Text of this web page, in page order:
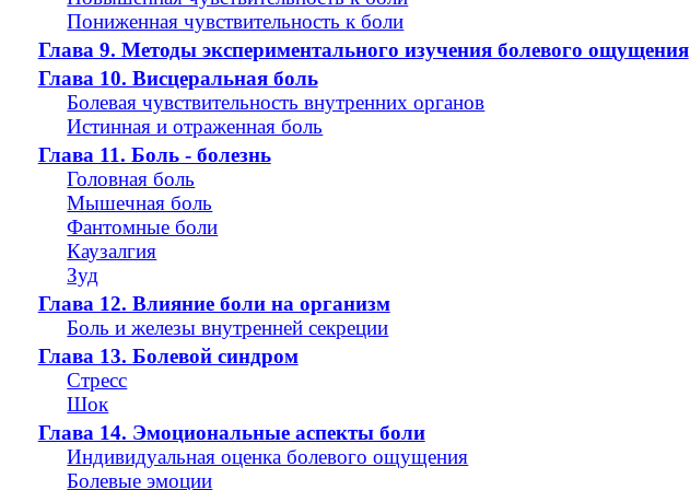
Пониженная чувствительность к боли
Глава 9. Методы экспериментального изучения болевого ощущения
Глава 10. Висцеральная боль
Болевая чувствительность внутренних органов
Истинная и отраженная боль
Глава 11. Боль - болезнь
Головная боль
Мышечная боль
Фантомные боли
Каузалгия
Зуд
Глава 12. Влияние боли на организм
Боль и железы внутренней секреции
Глава 13. Болевой синдром
Стресс
Шок
Глава 14. Эмоциональные аспекты боли
Индивидуальная оценка болевого ощущения
Болевые эмоции